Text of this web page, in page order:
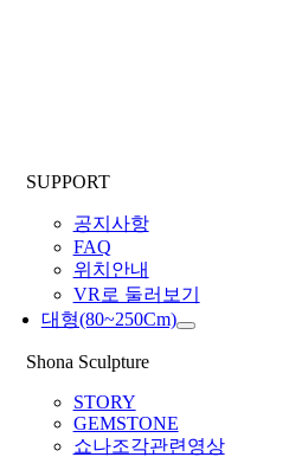
SUPPORT
공지사항
FAQ
위치안내
VR로 둘러보기
대형(80~250Cm)
Shona Sculpture
STORY
GEMSTONE
쇼나조각관련영상